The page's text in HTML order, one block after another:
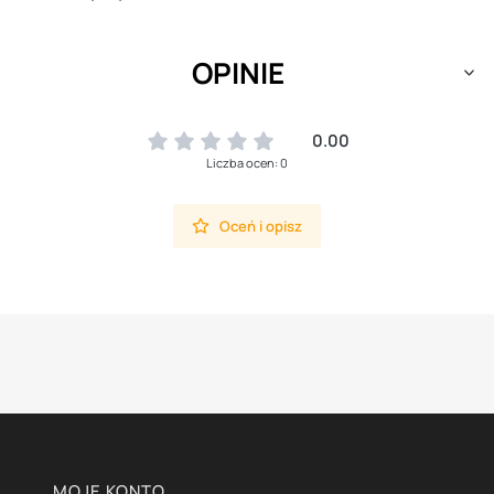
OPINIE
0.00
Liczba ocen: 0
Oceń i opisz